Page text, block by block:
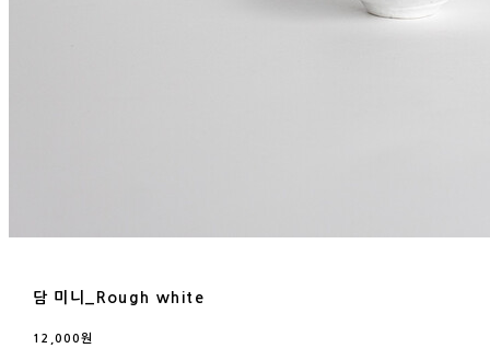
담 미니_Rough white
12,000원